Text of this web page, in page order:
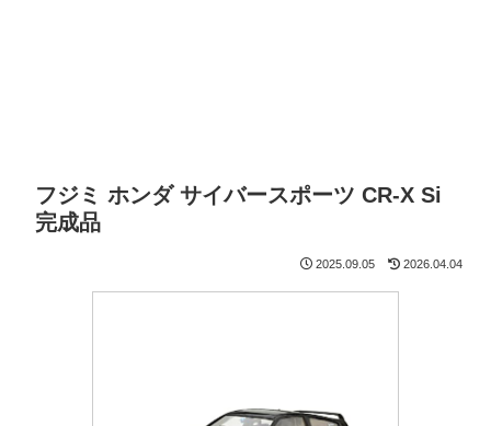
フジミ ホンダ サイバースポーツ CR-X Si
完成品
2025.09.05 2026.04.04